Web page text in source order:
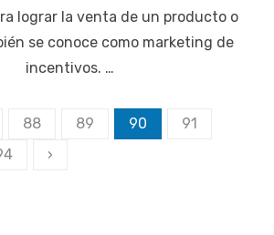
lograr la venta de un producto o
se conoce como marketing de
incentivos. …
88 89 90
91
›